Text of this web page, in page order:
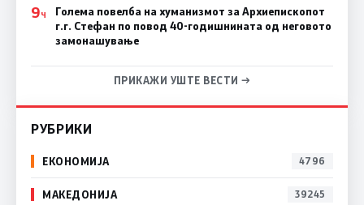
9Ч
Голема повелба на хуманизмот за Архиепископот
г.г. Стефан по повод 40-годишнината од неговото
замонашување
ПРИКАЖИ УШТЕ ВЕСТИ →
РУБРИКИ
ЕКОНОМИЈА 4796
МАКЕДОНИЈА 39245